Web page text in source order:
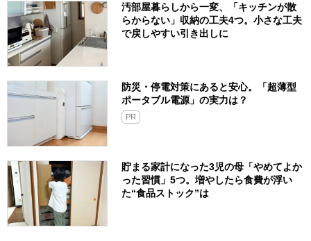
汚部屋暮らしから一変、「キッチンが散
らからない」収納の工夫4つ。小さな工夫
で戻しやすい引き出しに
防災・停電対策にあると安心。「超薄型
ポータブル電源」の実力は？​
PR
貯まる家計になった3児の母「やめてよか
った習慣」5つ。増やしたら食費が浮い
た“食品ストック”は